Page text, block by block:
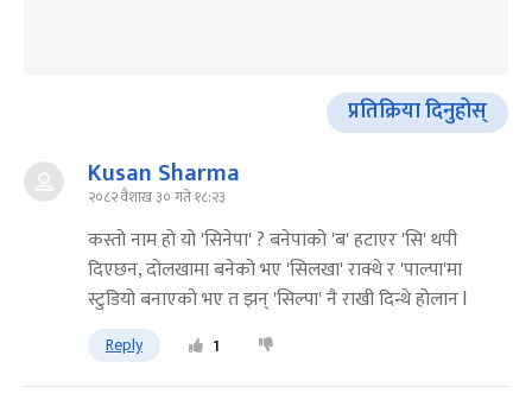
प्रतिक्रिया दिनुहोस्
Kusan Sharma
२०८२ वैशाख ३० गते १८:२३
कस्तो नाम हो यो 'सिनेपा' ? बनेपाको 'ब' हटाएर 'सि' थपी
दिएछन, दोलखामा बनेको भए 'सिलखा' राक्थे र 'पाल्पा'मा
स्टुडियो बनाएको भए त झन् 'सिल्पा' नै राखी दिन्थे होलान l
Reply 1